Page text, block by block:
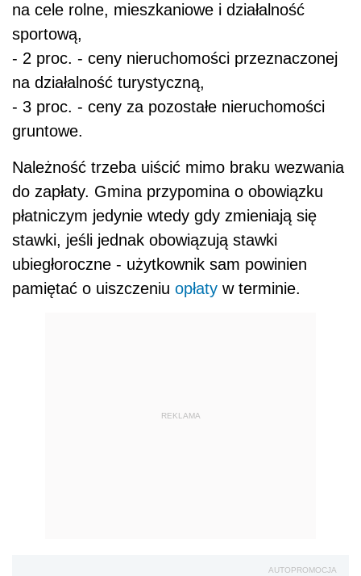
na cele rolne, mieszkaniowe i działalność
sportową,
- 2 proc. - ceny nieruchomości przeznaczonej
na działalność turystyczną,
- 3 proc. - ceny za pozostałe nieruchomości
gruntowe.
Należność trzeba uiścić mimo braku wezwania
do zapłaty. Gmina przypomina o obowiązku
płatniczym jedynie wtedy gdy zmieniają się
stawki, jeśli jednak obowiązują stawki
ubiegłoroczne - użytkownik sam powinien
pamiętać o uiszczeniu opłaty w terminie.
REKLAMA
AUTOPROMOCJA